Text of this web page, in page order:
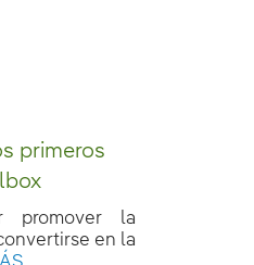
primeros
promover la
en la